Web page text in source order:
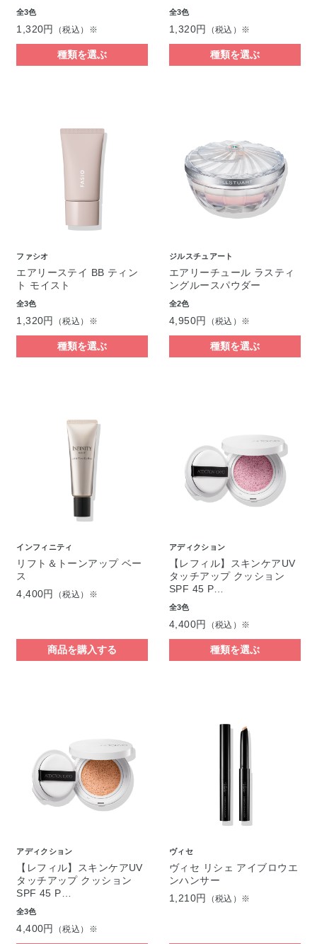
全3色
1,320円 （税込）※
種類を選ぶ
全3色
1,320円 （税込）※
種類を選ぶ
ファシオ
エアリーステイ BB ティン
ト モイスト
全3色
1,320円 （税込）※
種類を選ぶ
ジルスチュアート
エアリーチュール ラスティ
ングルースパウダー
全2色
4,950円 （税込）※
種類を選ぶ
インフィニティ
リフト＆トーンアップ ベー
ス
4,400円
（税込）※
商品を購入する
アディクション
【レフィル】スキンケアUV
タッチアップ クッション
SPF 45 P…
全3色
4,400円 （税込）※
種類を選ぶ
アディクション
【レフィル】スキンケアUV
タッチアップ クッション
SPF 45 P…
全3色
4,400円 （税込）※
ヴィセ
ヴィセ リシェ アイブロウエ
ンハンサー
1,210円
（税込）※